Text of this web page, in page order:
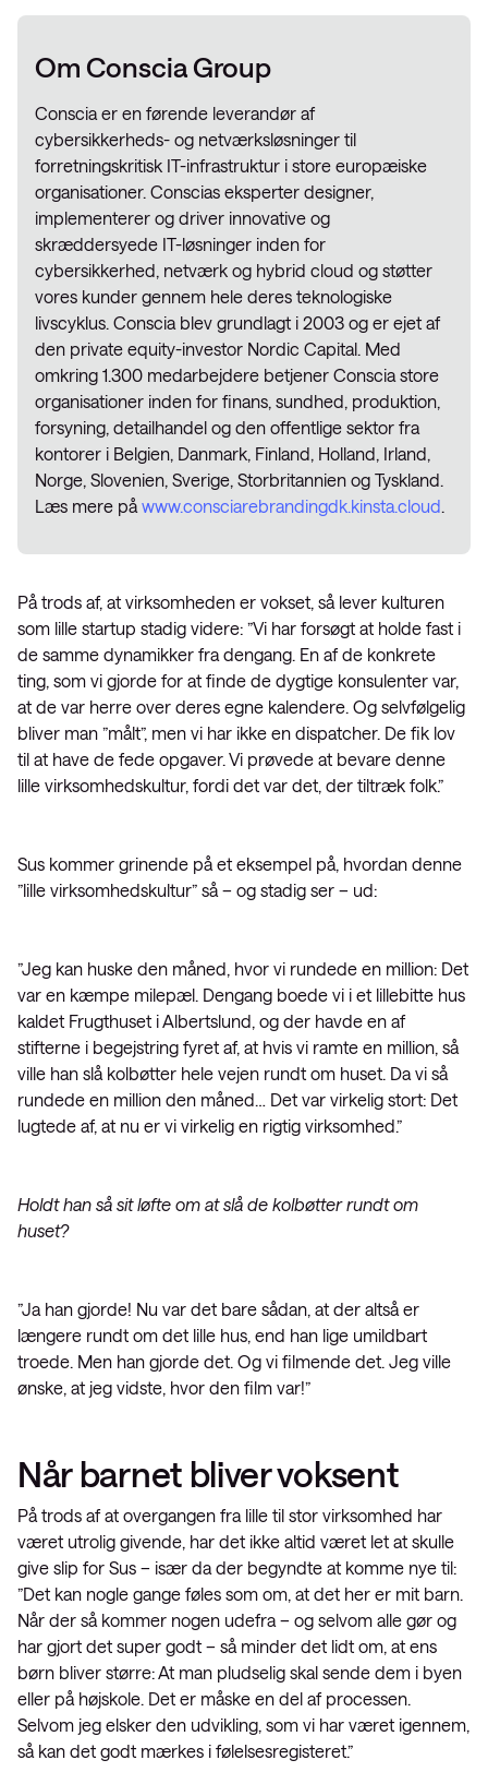
Om Conscia Group
Conscia er en førende leverandør af
cybersikkerheds- og netværksløsninger til
forretningskritisk IT-infrastruktur i store europæiske
organisationer. Conscias eksperter designer,
implementerer og driver innovative og
skræddersyede IT-løsninger inden for
cybersikkerhed, netværk og hybrid cloud og støtter
vores kunder gennem hele deres teknologiske
livscyklus. Conscia blev grundlagt i 2003 og er ejet af
den private equity-investor Nordic Capital. Med
omkring 1.300 medarbejdere betjener Conscia store
organisationer inden for finans, sundhed, produktion,
forsyning, detailhandel og den offentlige sektor fra
kontorer i Belgien, Danmark, Finland, Holland, Irland,
Norge, Slovenien, Sverige, Storbritannien og Tyskland.
Læs mere på www.consciarebrandingdk.kinsta.cloud.
På trods af, at virksomheden er vokset, så lever kulturen
som lille startup stadig videre: ”Vi har forsøgt at holde fast i
de samme dynamikker fra dengang. En af de konkrete
ting, som vi gjorde for at finde de dygtige konsulenter var,
at de var herre over deres egne kalendere. Og selvfølgelig
bliver man ”målt”, men vi har ikke en dispatcher. De fik lov
til at have de fede opgaver. Vi prøvede at bevare denne
lille virksomhedskultur, fordi det var det, der tiltræk folk.”
Sus kommer grinende på et eksempel på, hvordan denne
”lille virksomhedskultur” så – og stadig ser – ud:
”Jeg kan huske den måned, hvor vi rundede en million: Det
var en kæmpe milepæl. Dengang boede vi i et lillebitte hus
kaldet Frugthuset i Albertslund, og der havde en af
stifterne i begejstring fyret af, at hvis vi ramte en million, så
ville han slå kolbøtter hele vejen rundt om huset. Da vi så
rundede en million den måned… Det var virkelig stort: Det
lugtede af, at nu er vi virkelig en rigtig virksomhed.”
Holdt han så sit løfte om at slå de kolbøtter rundt om
huset?
”Ja han gjorde! Nu var det bare sådan, at der altså er
længere rundt om det lille hus, end han lige umildbart
troede. Men han gjorde det. Og vi filmende det. Jeg ville
ønske, at jeg vidste, hvor den film var!”
Når barnet bliver voksent
På trods af at overgangen fra lille til stor virksomhed har
været utrolig givende, har det ikke altid været let at skulle
give slip for Sus – især da der begyndte at komme nye til:
”Det kan nogle gange føles som om, at det her er mit barn.
Når der så kommer nogen udefra – og selvom alle gør og
har gjort det super godt – så minder det lidt om, at ens
børn bliver større: At man pludselig skal sende dem i byen
eller på højskole. Det er måske en del af processen.
Selvom jeg elsker den udvikling, som vi har været igennem,
så kan det godt mærkes i følelsesregisteret.”